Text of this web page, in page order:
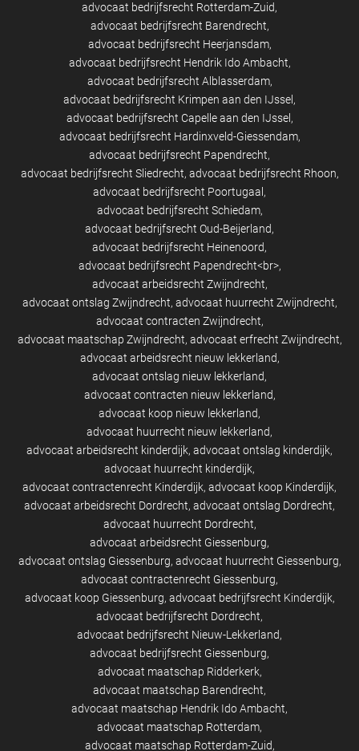
advocaat bedrijfsrecht Rotterdam-Zuid
advocaat bedrijfsrecht Barendrecht
advocaat bedrijfsrecht Heerjansdam
advocaat bedrijfsrecht Hendrik Ido Ambacht
advocaat bedrijfsrecht Alblasserdam
advocaat bedrijfsrecht Krimpen aan den IJssel
advocaat bedrijfsrecht Capelle aan den IJssel
advocaat bedrijfsrecht Hardinxveld-Giessendam
advocaat bedrijfsrecht Papendrecht
advocaat bedrijfsrecht Sliedrecht advocaat bedrijfsrecht Rhoon
advocaat bedrijfsrecht Poortugaal
advocaat bedrijfsrecht Schiedam
advocaat bedrijfsrecht Oud-Beijerland
advocaat bedrijfsrecht Heinenoord
advocaat bedrijfsrecht Papendrecht<br>
advocaat arbeidsrecht Zwijndrecht
advocaat ontslag Zwijndrecht advocaat huurrecht Zwijndrecht
advocaat contracten Zwijndrecht
advocaat maatschap Zwijndrecht advocaat erfrecht Zwijndrecht
advocaat arbeidsrecht nieuw lekkerland
advocaat ontslag nieuw lekkerland
advocaat contracten nieuw lekkerland
advocaat koop nieuw lekkerland
advocaat huurrecht nieuw lekkerland
advocaat arbeidsrecht kinderdijk advocaat ontslag kinderdijk
advocaat huurrecht kinderdijk
advocaat contractenrecht Kinderdijk advocaat koop Kinderdijk
advocaat arbeidsrecht Dordrecht advocaat ontslag Dordrecht
advocaat huurrecht Dordrecht
advocaat arbeidsrecht Giessenburg
advocaat ontslag Giessenburg advocaat huurrecht Giessenburg
advocaat contractenrecht Giessenburg
advocaat koop Giessenburg advocaat bedrijfsrecht Kinderdijk
advocaat bedrijfsrecht Dordrecht
advocaat bedrijfsrecht Nieuw-Lekkerland
advocaat bedrijfsrecht Giessenburg
advocaat maatschap Ridderkerk
advocaat maatschap Barendrecht
advocaat maatschap Hendrik Ido Ambacht
advocaat maatschap Rotterdam
advocaat maatschap Rotterdam-Zuid